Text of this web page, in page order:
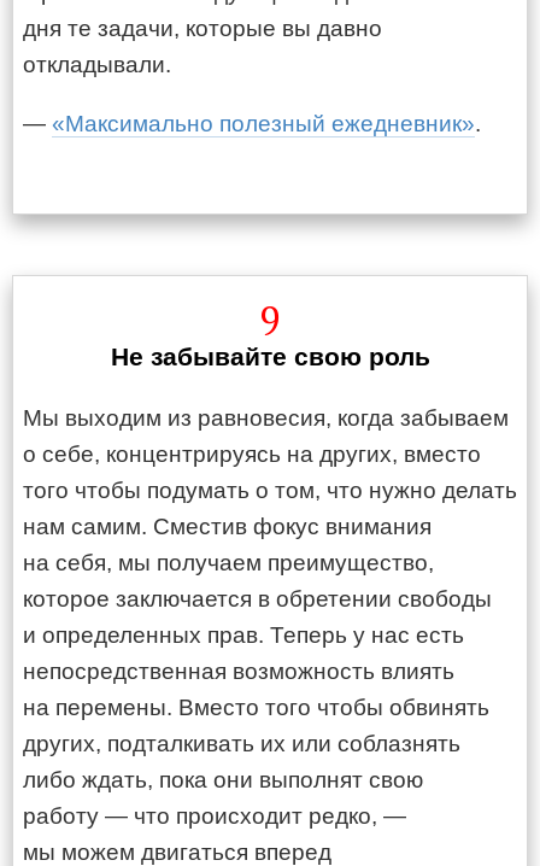
дня те задачи, которые вы давно
откладывали.
— «Максимально полезный ежедневник».
9
Не забывайте свою роль
Мы выходим из равновесия, когда забываем
о себе, концентрируясь на других, вместо
того чтобы подумать о том, что нужно делать
нам самим. Сместив фокус внимания
на себя, мы получаем преимущество,
которое заключается в обретении свободы
и определенных прав. Теперь у нас есть
непосредственная возможность влиять
на перемены. Вместо того чтобы обвинять
других, подталкивать их или соблазнять
либо ждать, пока они выполнят свою
работу — что происходит редко, —
мы можем двигаться вперед